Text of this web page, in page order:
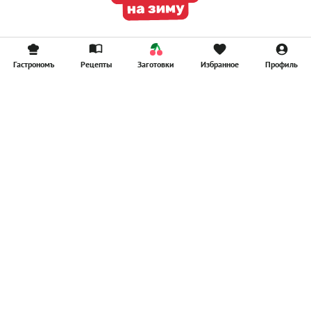
Гастрономъ Рецепты Заготовки Избранное Профиль